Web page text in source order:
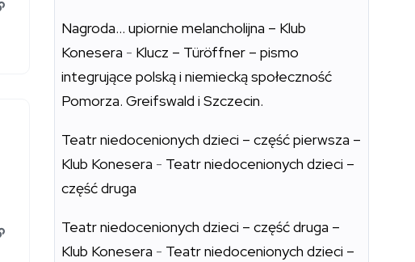
Nagroda… upiornie melancholijna – Klub
Konesera - Klucz – Türöffner – pismo
integrujące polską i niemiecką społeczność
Pomorza. Greifswald i Szczecin.
Teatr niedocenionych dzieci – część pierwsza –
Klub Konesera - Teatr niedocenionych dzieci –
część druga
Teatr niedocenionych dzieci – część druga –
Klub Konesera - Teatr niedocenionych dzieci –